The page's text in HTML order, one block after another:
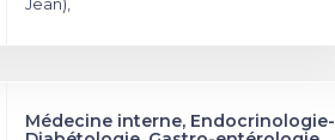
Médecine interne, Endocrinologie-